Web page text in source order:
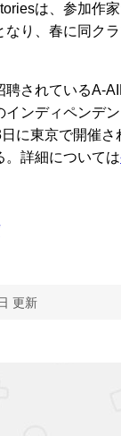
は、参加作
り、春に同ク
されているA-
ンディペンデ
に東京で開催
。詳細については
更新